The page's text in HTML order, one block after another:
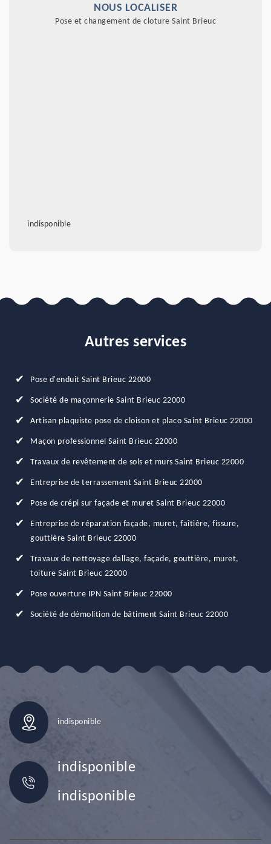
NOUS LOCALISER
Pose et changement de cloture Saint Brieuc
indisponible
Autres services
Pose d'enduit Saint Brieuc 22000
Société de maçonnerie Saint Brieuc 22000
Artisan plaquiste pose de cloison et placo Saint Brieuc 22000
Maçon professionnel Saint Brieuc 22000
Travaux de revêtement de sols et murs Saint Brieuc 22000
Entreprise de terrassement Saint Brieuc 22000
Pose de crépi sur façade et muret Saint Brieuc 22000
Entreprise de réparation façade, muret, faîtière, fissure,
gouttière Saint Brieuc 22000
Travaux de nettoyage dallage, façade, gouttière, muret,
toiture Saint Brieuc 22000
Pose ouverture IPN Saint Brieuc 22000
Société de démolition de bâtiment Saint Brieuc 22000
indisponible
indisponible
indisponible